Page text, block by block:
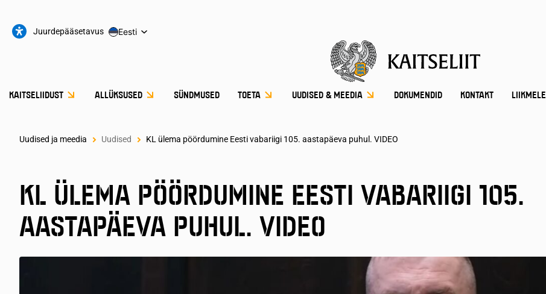
Juurdepääsetavus Eesti
KAITSELIIDUST ALLÜKSUSED SÜNDMUSED TOETA UUDISED & MEEDIA DOKUMENDID KONTAKT LIIKMELE
Uudised ja meedia Uudised KL ülema pöördumine Eesti vabariigi 105. aastapäeva puhul. VIDEO
KL ÜLEMA PÖÖRDUMINE EESTI VABARIIGI 105.
AASTAPÄEVA PUHUL. VIDEO